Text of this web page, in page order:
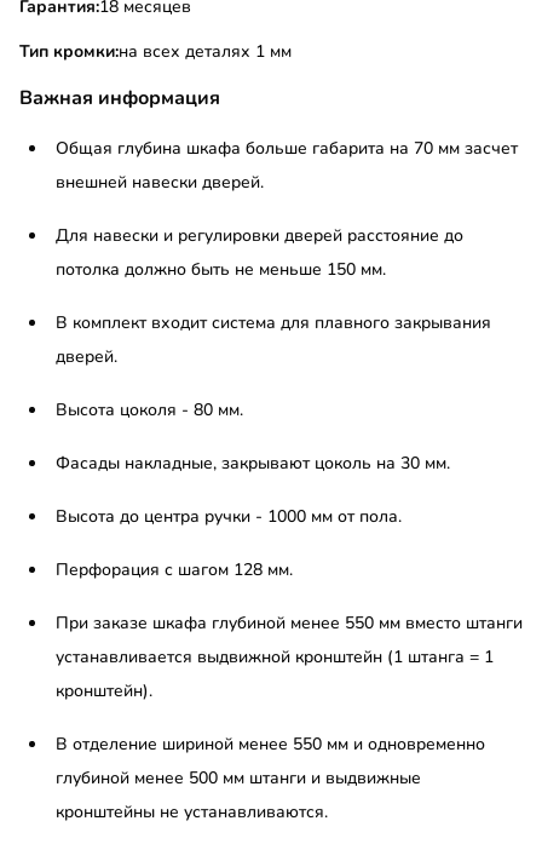
Гарантия:18 месяцев
Тип кромки:на всех деталях 1 мм
Важная информация
Общая глубина шкафа больше габарита на 70 мм засчет
внешней навески дверей.
Для навески и регулировки дверей расстояние до
потолка должно быть не меньше 150 мм.
В комплект входит система для плавного закрывания
дверей.
Высота цоколя - 80 мм.
Фасады накладные, закрывают цоколь на 30 мм.
Высота до центра ручки - 1000 мм от пола.
Перфорация с шагом 128 мм.
При заказе шкафа глубиной менее 550 мм вместо штанги
устанавливается выдвижной кронштейн (1 штанга = 1
кронштейн).
В отделение шириной менее 550 мм и одновременно
глубиной менее 500 мм штанги и выдвижные
кронштейны не устанавливаются.